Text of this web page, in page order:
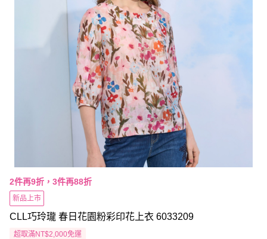
2件再9折，3件再88折
新品上市
CLL巧玲瓏 春日花園粉彩印花上衣 6033209
超取滿NT$2,000免運